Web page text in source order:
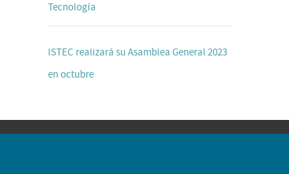
Tecnología
ISTEC realizará su Asamblea General 2023
en octubre